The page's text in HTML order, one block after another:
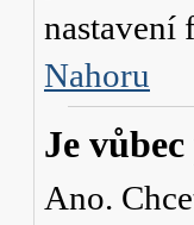
nastavení
Nahoru
Je
Ano.